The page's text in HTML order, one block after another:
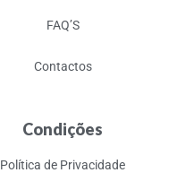
FAQ’S
Contactos
Condições
Política de Privacidade